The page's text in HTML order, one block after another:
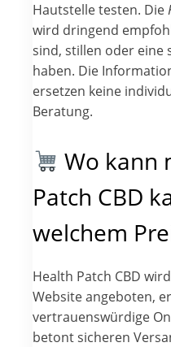
Hautstelle testen. Die
wird dringend
sind, stillen oder eine
haben. Die
ersetzen keine
Beratung.
Wo kann
Patch CBD
welchem
Health Patch CBD
Website angeboten,
vertrauenswürdige
betont sicheren